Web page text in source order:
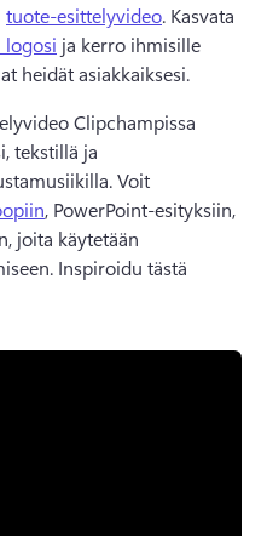
tuote-esittelyvideo. Kasvata
logosi ja kerro ihmisille
heidät asiakkaiksesi.
Clipchampissa
tekstillä ja
Voit
, PowerPoint-esityksiin,
joita käytetään
Inspiroidu tästä